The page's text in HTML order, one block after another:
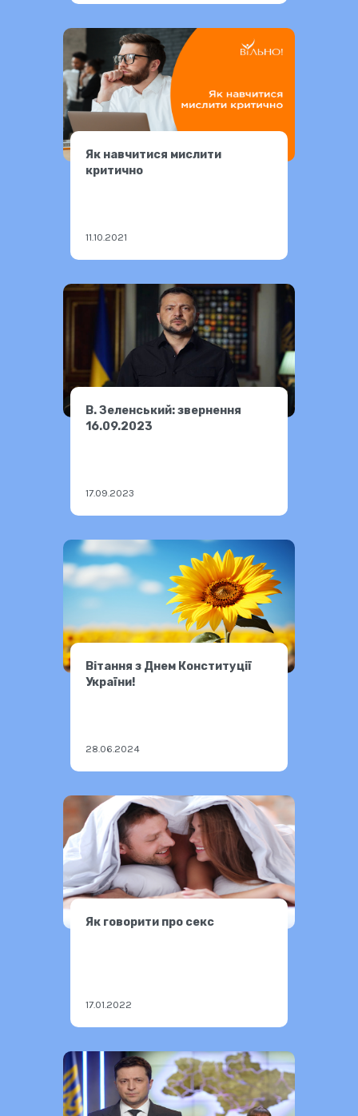
Як навчитися мислити
критично
11.10.2021
В. Зеленський: звернення
16.09.2023
17.09.2023
Вітання з Днем Конституції
України!
28.06.2024
Як говорити про секс
17.01.2022